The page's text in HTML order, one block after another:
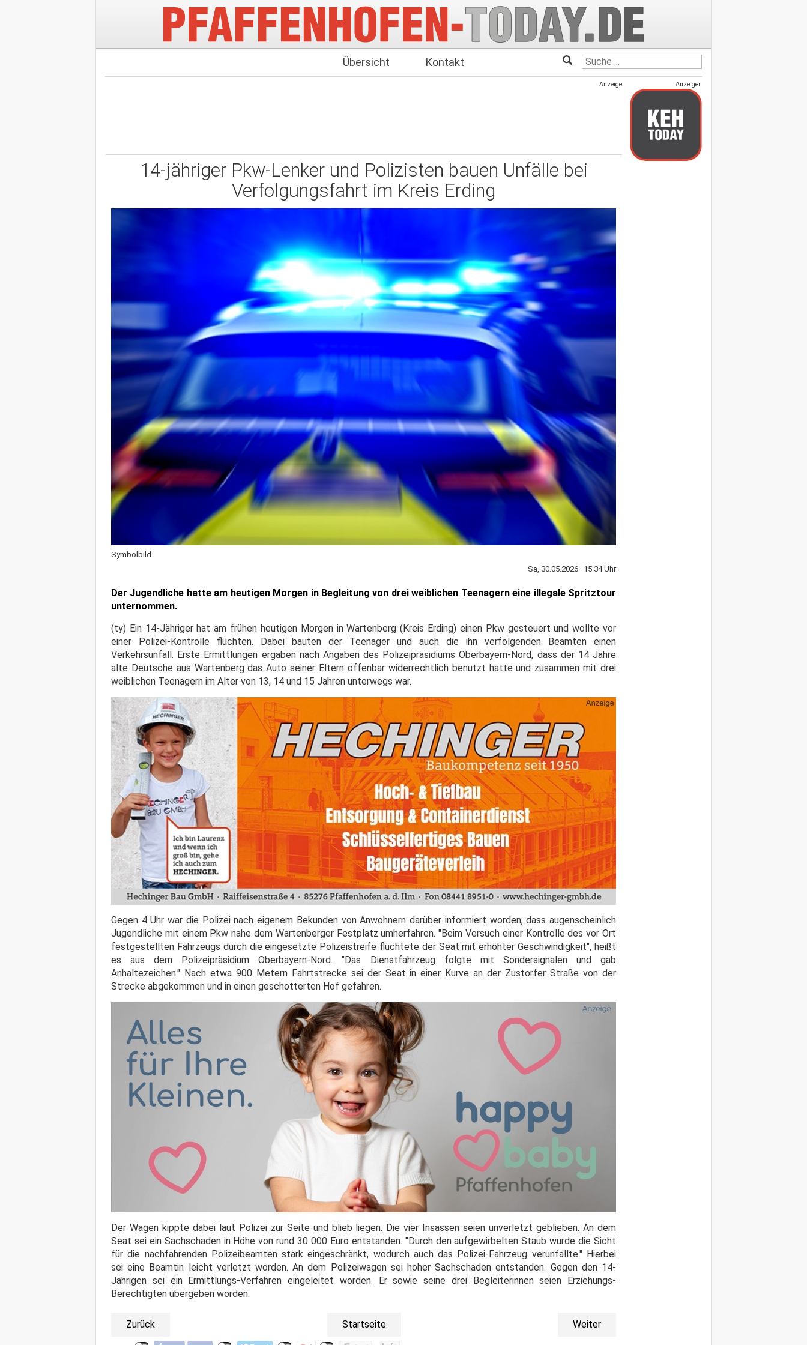
Übersicht Kontakt
Anzeige
14-jähriger Pkw-Lenker und Polizisten bauen Unfälle bei
Verfolgungsfahrt im Kreis Erding
Symbolbild.
Sa, 30.05.2026 15:34 Uhr
Der Jugendliche hatte am heutigen Morgen in Begleitung von drei weiblichen Teenagern eine illegale Spritztour
unternommen.
(ty) Ein 14-Jähriger hat am frühen heutigen Morgen in Wartenberg (Kreis Erding) einen Pkw gesteuert und wollte vor
einer Polizei-Kontrolle flüchten. Dabei bauten der Teenager und auch die ihn verfolgenden Beamten einen
Verkehrsunfall. Erste Ermittlungen ergaben nach Angaben des Polizeipräsidiums Oberbayern-Nord, dass der 14 Jahre
alte Deutsche aus Wartenberg das Auto seiner Eltern offenbar widerrechtlich benutzt hatte und zusammen mit drei
weiblichen Teenagern im Alter von 13, 14 und 15 Jahren unterwegs war.
Gegen 4 Uhr war die Polizei nach eigenem Bekunden von Anwohnern darüber informiert worden, dass augenscheinlich
Jugendliche mit einem Pkw nahe dem Wartenberger Festplatz umherfahren. "Beim Versuch einer Kontrolle des vor Ort
festgestellten Fahrzeugs durch die eingesetzte Polizeistreife flüchtete der Seat mit erhöhter Geschwindigkeit", heißt
es aus dem Polizeipräsidium Oberbayern-Nord. "Das Dienstfahrzeug folgte mit Sondersignalen und gab
Anhaltezeichen." Nach etwa 900 Metern Fahrtstrecke sei der Seat in einer Kurve an der Zustorfer Straße von der
Strecke abgekommen und in einen geschotterten Hof gefahren.
Der Wagen kippte dabei laut Polizei zur Seite und blieb liegen. Die vier Insassen seien unverletzt geblieben. An dem
Seat sei ein Sachschaden in Höhe von rund 30 000 Euro entstanden. "Durch den aufgewirbelten Staub wurde die Sicht
für die nachfahrenden Polizeibeamten stark eingeschränkt, wodurch auch das Polizei-Fahrzeug verunfallte." Hierbei
sei eine Beamtin leicht verletzt worden. An dem Polizeiwagen sei hoher Sachschaden entstanden. Gegen den 14-
Jährigen sei ein Ermittlungs-Verfahren eingeleitet worden. Er sowie seine drei Begleiterinnen seien Erziehungs-
Berechtigten übergeben worden.
Zurück Startseite Weiter
Anzeigen